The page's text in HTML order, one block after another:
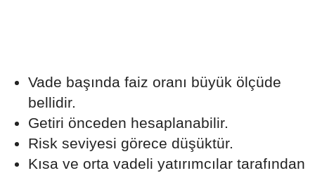
Vade başında faiz oranı büyük ölçüde
bellidir.
Getiri önceden hesaplanabilir.
Risk seviyesi görece düşüktür.
Kısa ve orta vadeli yatırımcılar tarafından